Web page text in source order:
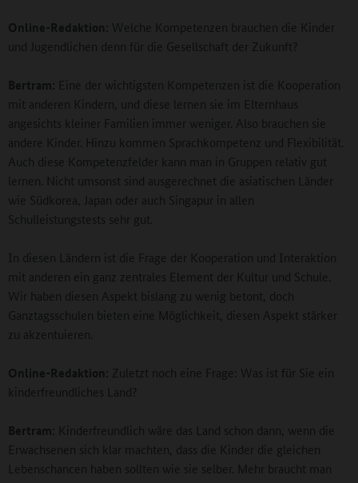
Online-Redaktion: Welche Kompetenzen brauchen die Kinder
und Jugendlichen denn für die Gesellschaft der Zukunft?
Bertram: Eine der wichtigsten Kompetenzen ist die Kooperation
mit anderen Kindern, und diese lernen sie im Elternhaus
angesichts kleiner Familien immer weniger. Also brauchen sie
andere Kinder. Hinzu kommen Sprachkompetenz und Flexibilität.
Auch diese Kompetenzfelder kann man in Gruppen relativ gut
lernen. Nicht umsonst sind ausgerechnet die asiatischen Länder
wie Südkorea, Japan oder auch Singapur in allen
Schulleistungstests sehr gut.
In diesen Ländern ist die Frage der Kooperation und Interaktion
mit anderen ein ganz zentrales Element der Kultur und Schule.
Wir haben diesen Aspekt bislang zu wenig betont, doch
Ganztagsschulen bieten eine Möglichkeit, diesen Aspekt stärker
zu akzentuieren.
Online-Redaktion: Zuletzt noch eine Frage: Was ist für Sie ein
kinderfreundliches Land?
Bertram: Kinderfreundlich wäre das Land schon dann, wenn die
Erwachsenen sich klar machten, dass die Kinder die gleichen
Lebenschancen haben sollten wie sie selber. Mehr braucht man